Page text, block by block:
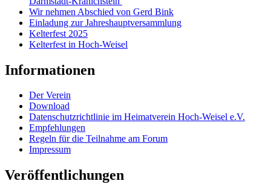
Wir nehmen Abschied von Gerd Bink
Einladung zur Jahreshauptversammlung
Kelterfest 2025
Kelterfest in Hoch-Weisel
Informationen
Der Verein
Download
Datenschutzrichtlinie im Heimatverein Hoch-Weisel e.V.
Empfehlungen
Regeln für die Teilnahme am Forum
Impressum
Veröffentlichungen